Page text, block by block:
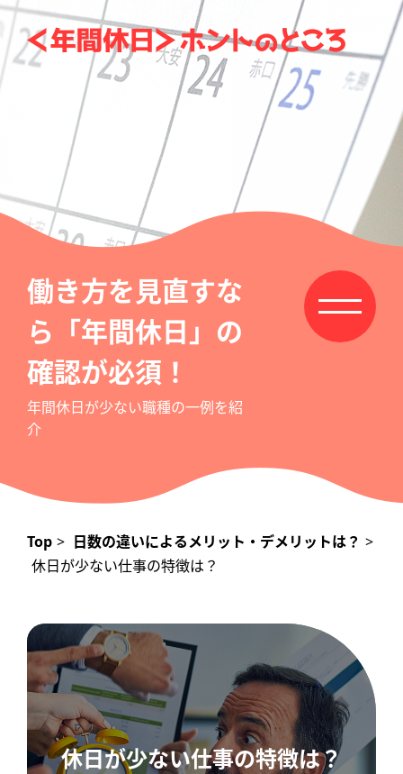
働き方を見直すな
ら「年間休日」の
確認が必須！
年間休日が少ない職種の一例を紹
介
サイトポリシー
「年間休日」の基本知識
年間休日が多い職場に転職するためのヒント
正しい知識を身につけることが大切
Top > 日数の違いによるメリット・デメリットは？ >
休日が少ない仕事の特徴は？
休日が少ない仕事の特徴は？